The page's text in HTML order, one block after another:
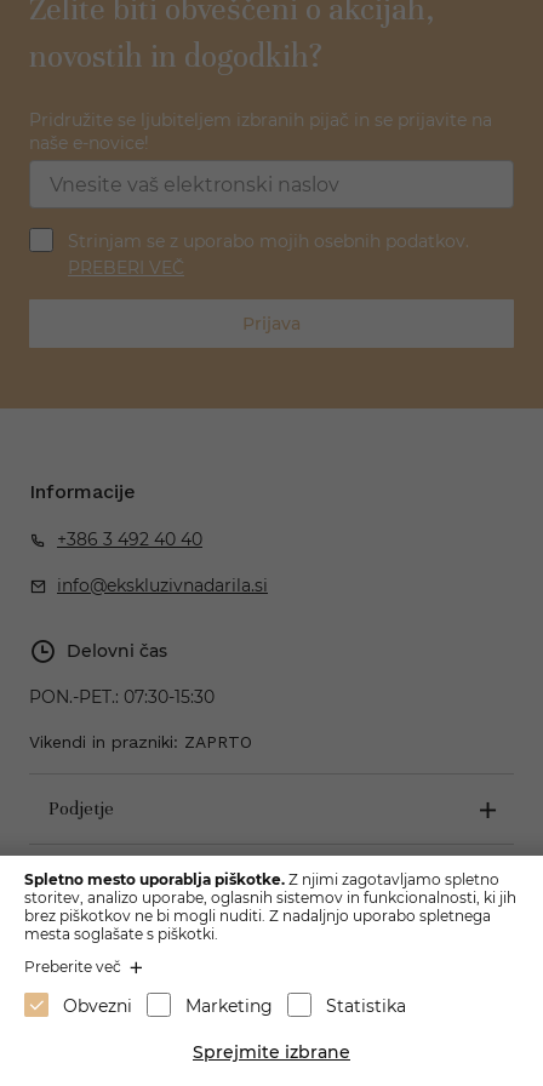
Želite biti obveščeni o akcijah,
novostih in dogodkih?
Pridružite se ljubiteljem izbranih pijač in se prijavite na
naše e-novice!
Strinjam se z uporabo mojih osebnih podatkov.
PREBERI VEČ
Prijava
Informacije
+386 3 492 40 40
info@ekskluzivnadarila.si
Delovni čas
PON.-PET.: 07:30-15:30
Vikendi in prazniki: ZAPRTO
Podjetje
Pogoji poslovanja
Spletno mesto uporablja piškotke. Z njimi zagotavljamo spletno
storitev, analizo uporabe, oglasnih sistemov in funkcionalnosti, ki jih
brez piškotkov ne bi mogli nuditi. Z nadaljnjo uporabo spletnega
mesta soglašate s piškotki.
Preberite več
Obvezni Marketing Statistika
Sprejmite izbrane